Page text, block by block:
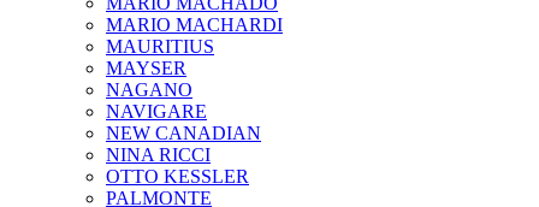
MARIO MACHARDI
MAURITIUS
MAYSER
NAGANO
NAVIGARE
NEW CANADIAN
NINA RICCI
OTTO KESSLER
PALMONTE